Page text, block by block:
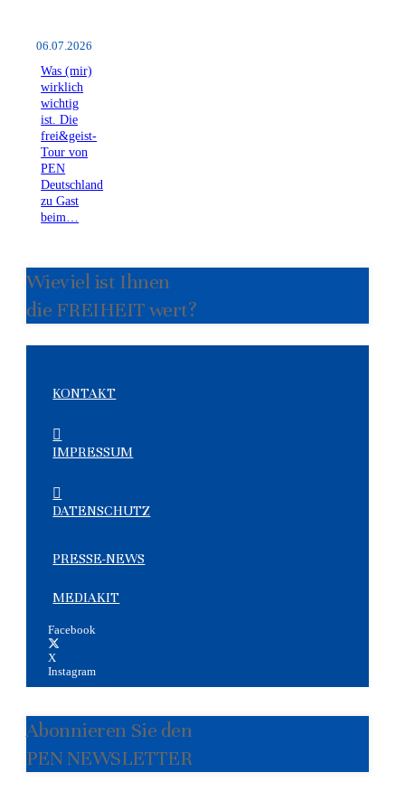
06.07.2026
Was (mir)
wirklich
wichtig
ist. Die
frei&geist-
Tour von
PEN
Deutschland
zu Gast
beim…
Wieviel ist Ihnen
die FREIHEIT wert?
KONTAKT
IMPRESSUM
DATENSCHUTZ
PRESSE-NEWS
MEDIAKIT
Facebook
X
Instagram
Abonnieren Sie den
PEN NEWSLETTER